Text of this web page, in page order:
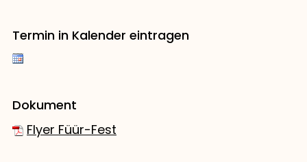
Termin in Kalender eintragen
Dokument
Flyer Füür-Fest